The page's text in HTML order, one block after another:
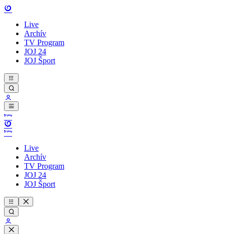
Live
Archív
TV Program
JOJ 24
JOJ Šport
Live
Archív
TV Program
JOJ 24
JOJ Šport